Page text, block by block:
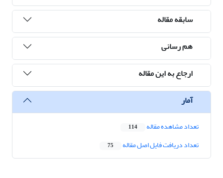
سابقه مقاله
هم رسانی
ارجاع به این مقاله
آمار
تعداد مشاهده مقاله 114
تعداد دریافت فایل اصل مقاله 75